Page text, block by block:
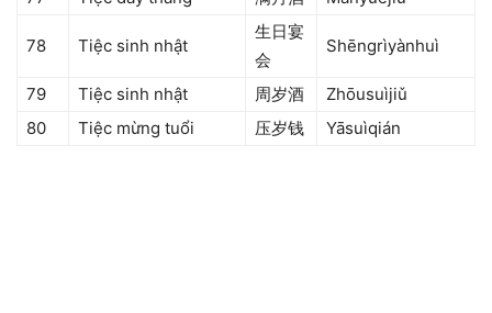
78 Tiệc sinh nhật
生日宴
会
Shēngrìyànhuì
79 Tiệc sinh nhật 周岁酒
Zhōusuìjiǔ
80
Tiệc mừng tuổi 压岁钱 Yāsuìqián